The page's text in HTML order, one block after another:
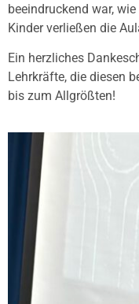
beeindruckend war,
Kinder verließen die
Ein herzliches
Lehrkräfte, die diesen
bis zum Allgrößten!